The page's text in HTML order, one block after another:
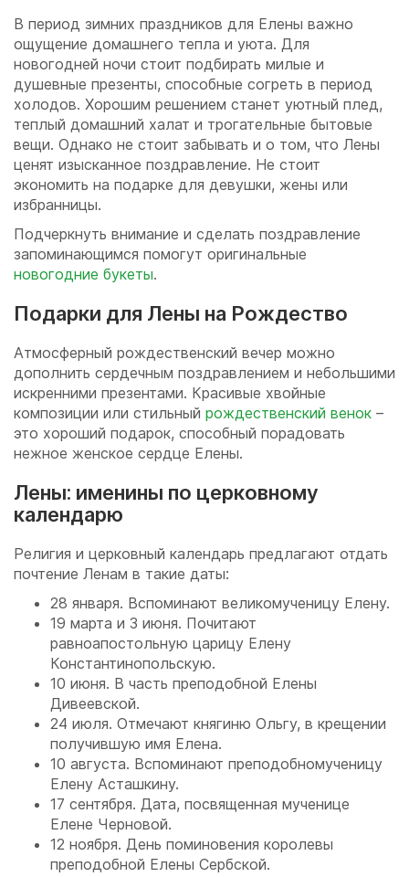
В период зимних праздников для Елены важно
ощущение домашнего тепла и уюта. Для
новогодней ночи стоит подбирать милые и
душевные презенты, способные согреть в период
холодов. Хорошим решением станет уютный плед,
теплый домашний халат и трогательные бытовые
вещи. Однако не стоит забывать и о том, что Лены
ценят изысканное поздравление. Не стоит
экономить на подарке для девушки, жены или
избранницы.
Подчеркнуть внимание и сделать поздравление
запоминающимся помогут оригинальные
новогодние букеты.
Подарки для Лены на Рождество
Атмосферный рождественский вечер можно
дополнить сердечным поздравлением и небольшими
искренними презентами. Красивые хвойные
композиции или стильный рождественский венок –
это хороший подарок, способный порадовать
нежное женское сердце Елены.
Лены: именины по церковному
календарю
Религия и церковный календарь предлагают отдать
почтение Ленам в такие даты:
28 января. Вспоминают великомученицу Елену.
19 марта и 3 июня. Почитают
равноапостольную царицу Елену
Константинопольскую.
10 июня. В часть преподобной Елены
Дивеевской.
24 июля. Отмечают княгиню Ольгу, в крещении
получившую имя Елена.
10 августа. Вспоминают преподобномученицу
Елену Асташкину.
17 сентября. Дата, посвященная мученице
Елене Черновой.
12 ноября. День поминовения королевы
преподобной Елены Сербской.